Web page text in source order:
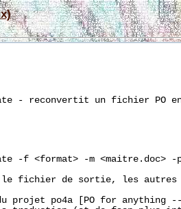
- reconvertit un fichier PO
-f <format> -m <maitre.doc>
fichier de sortie, les autres
projet po4a [PO for anything